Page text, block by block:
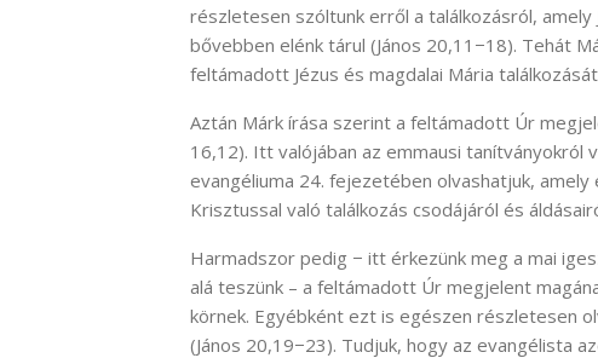
részletesen szóltunk erről a találkozásról,
bővebben elénk tárul (János 20,11−18). Tehát
feltámadott Jézus és magdalai Mária
Aztán Márk írása szerint a feltámadott Úr
16,12). Itt valójában az emmausi tanítványokról
evangéliuma 24. fejezetében olvashatjuk,
Krisztussal való találkozás csodájáról és
Harmadszor pedig − itt érkezünk meg a mai
alá teszünk – a feltámadott Úr megjelent
körnek. Egyébként ezt is egészen részletesen
(János 20,19−23). Tudjuk, hogy az evangélista